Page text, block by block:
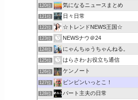
120位 気になるニュースまとめ
121位 日々日常
122位 ☆トレンドNEWS王国☆
123位 NEWSナウ＠24
124位 にゃんちゅうちゃんねる。
125位 はらさわ-お役立ち通信
126位 ケンノート
127位 ビンビンいっとこ！
128位 パート主夫の日常